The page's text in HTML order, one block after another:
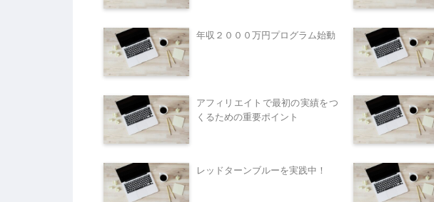
年収２０００万円プログラム始動
アフィリエイトで最初の実績をつ
くるための重要ポイント
レッドターンブルーを実践中！